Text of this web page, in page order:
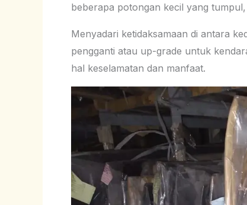
beberapa potongan kecil yang
Menyadari ketidaksamaan di antara
pengganti atau up-grade untuk
hal keselamatan dan manfaat.